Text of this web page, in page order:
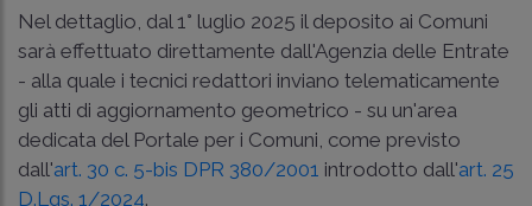
Nel dettaglio, dal 1° luglio 2025 il deposito ai Comuni
sarà effettuato direttamente dall'Agenzia delle Entrate
- alla quale i tecnici redattori inviano telematicamente
gli atti di aggiornamento geometrico - su un'area
dedicata del Portale per i Comuni, come previsto
dall'art. 30 c. 5-bis DPR 380/2001 introdotto dall'art. 25
D.Lgs. 1/2024.